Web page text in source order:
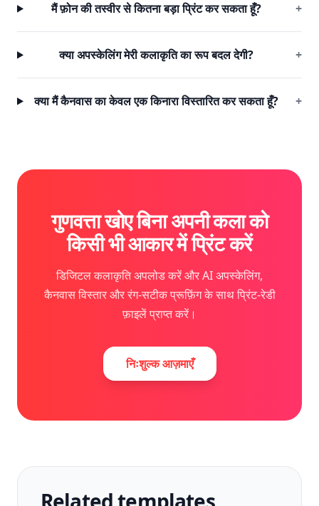
मैं फ़ोन की तस्वीर से कितना बड़ा प्रिंट कर सकता हूँ? +
क्या अपस्केलिंग मेरी कलाकृति का रूप बदल देगी? +
क्या मैं कैनवास का केवल एक किनारा विस्तारित कर सकता हूँ? +
गुणवत्ता खोए बिना अपनी कला को
किसी भी आकार में प्रिंट करें
डिजिटल कलाकृति अपलोड करें और AI अपस्केलिंग,
कैनवास विस्तार और रंग-सटीक प्रूफ़िंग के साथ प्रिंट-रेडी
फ़ाइलें प्राप्त करें।
निःशुल्क आज़माएँ